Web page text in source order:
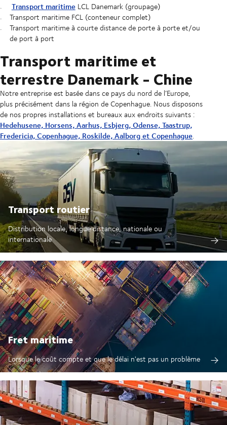
Transport maritimeLCL Danemark (groupage)
Transport maritime FCL (conteneur complet)
Transport maritime à courte distance de porte à porte et/ou
de port à port
Transport maritime et
terrestre Danemark - Chine
Notre entreprise est basée dans ce pays du nord de l’Europe,
plus précisément dans la région de Copenhague. Nous disposons
de nos propres installations et bureaux aux endroits suivants :
Hedehusene, Horsens, Aarhus, Esbjerg, Odense, Taastrup,
Fredericia, Copenhague, Roskilde, Aalborg et Copenhague.
Transport routier
Distribution locale, longue distance, nationale ou
internationale
Fret maritime
Lorsque le coût compte et que le délai n'est pas un problème